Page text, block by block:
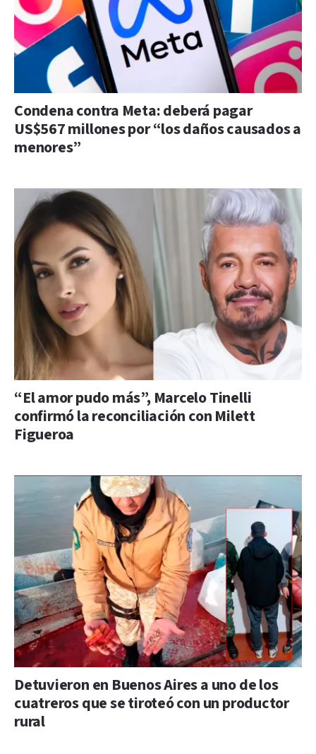
Condena contra Meta: deberá pagar
US$567 millones por “los daños causados a
menores”
“El amor pudo más”, Marcelo Tinelli
confirmó la reconciliación con Milett
Figueroa
Detuvieron en Buenos Aires a uno de los
cuatreros que se tiroteó con un productor
rural